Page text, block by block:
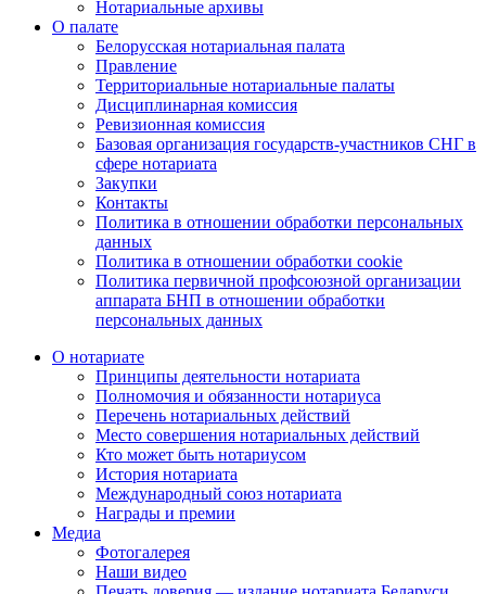
Нотариальные архивы
О палате
Белорусская нотариальная палата
Правление
Территориальные нотариальные палаты
Дисциплинарная комиссия
Ревизионная комиссия
Базовая организация государств-участников СНГ в
сфере нотариата
Закупки
Контакты
Политика в отношении обработки персональных
данных
Политика в отношении обработки cookie
Политика первичной профсоюзной организации
аппарата БНП в отношении обработки
персональных данных
О нотариате
Принципы деятельности нотариата
Полномочия и обязанности нотариуса
Перечень нотариальных действий
Место совершения нотариальных действий
Кто может быть нотариусом
История нотариата
Международный союз нотариата
Награды и премии
Медиа
Фотогалерея
Наши видео